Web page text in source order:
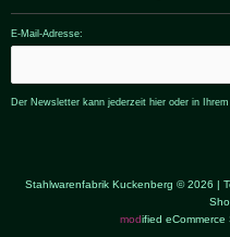
E-Mail-Adresse:
Der Newsletter kann jederzeit hier oder in
Stahlwarenfabrik Kuckenberg © 2026 |
modified